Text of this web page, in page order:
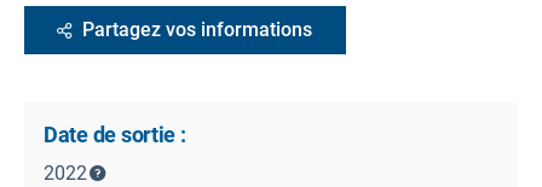
Partagez vos informations
Date de sortie :
2022